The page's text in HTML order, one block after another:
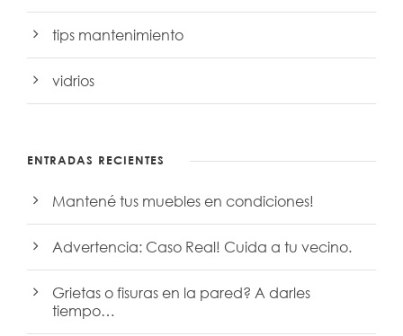
tips mantenimiento
vidrios
ENTRADAS RECIENTES
Mantené tus muebles en condiciones!
Advertencia: Caso Real! Cuida a tu vecino.
Grietas o fisuras en la pared? A darles
tiempo…